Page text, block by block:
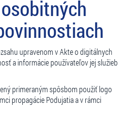
upravenom v Akte o digitálnych
a informácie používateľov jej služieb
primeraným spôsbom použiť logo
propagácie Podujatia a v rámci